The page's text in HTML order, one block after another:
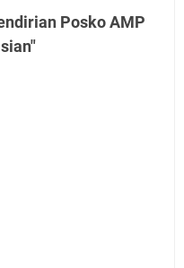
Posko AMP